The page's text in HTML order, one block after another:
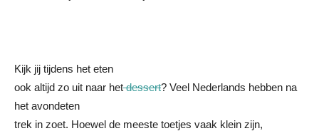
Kijk jij tijdens het eten
ook altijd zo uit naar hetdessert? Veel Nederlands hebben na
het avondeten
trek in zoet. Hoewel de meeste toetjes vaak klein zijn,